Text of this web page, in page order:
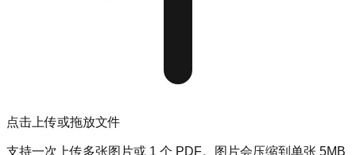
点击上传或拖放文件
支持一次上传多张图片或 1 个 PDF。图片会压缩到单张 5MB